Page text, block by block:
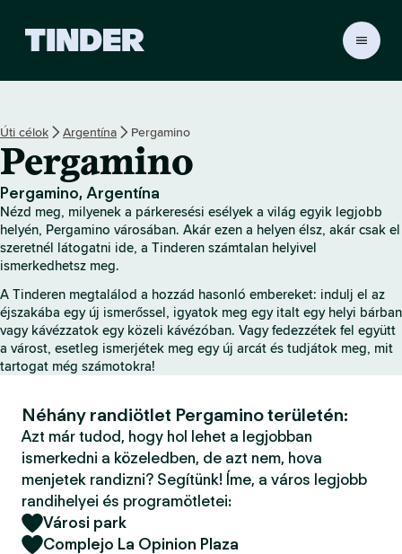
r
K
e
z
d
ő
o
a
l
Úti célok Argentína Pergamino
Pergamino
Pergamino, Argentína
Nézd meg, milyenek a párkeresési esélyek a világ egyik legjobb
helyén, Pergamino városában. Akár ezen a helyen élsz, akár csak el
szeretnél látogatni ide, a Tinderen számtalan helyivel
ismerkedhetsz meg.
A Tinderen megtalálod a hozzád hasonló embereket: indulj el az
éjszakába egy új ismerőssel, igyatok meg egy italt egy helyi bárban
vagy kávézzatok egy közeli kávézóban. Vagy fedezzétek fel együtt
a várost, esetleg ismerjétek meg egy új arcát és tudjátok meg, mit
tartogat még számotokra!
Néhány randiötlet Pergamino területén:
Azt már tudod, hogy hol lehet a legjobban
ismerkedni a közeledben, de azt nem, hova
menjetek randizni? Segítünk! Íme, a város legjobb
randihelyei és programötletei:
Városi park
Complejo La Opinion Plaza